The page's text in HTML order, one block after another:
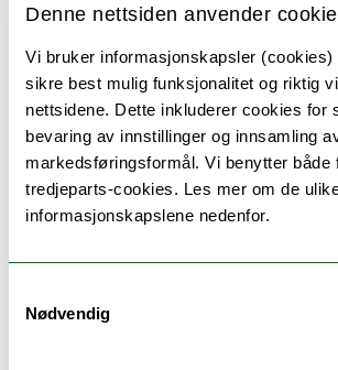
Denne nettsiden anvender
Vi bruker informasjonskapsler (cookies)
sikre best mulig funksjonalitet og riktig
nettsidene. Dette inkluderer cookies for
bevaring av innstillinger og innsamling
markedsføringsformål. Vi benytter både
tredjeparts-cookies. Les mer om de
informasjonskapslene nedenfor.
Nødvendig
Undervisnings- og
eksamensspråk
Norsk
Undervisning
36 timer forelesninger, 16 timer